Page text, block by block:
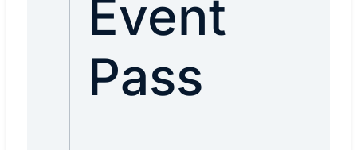
Event
Pass